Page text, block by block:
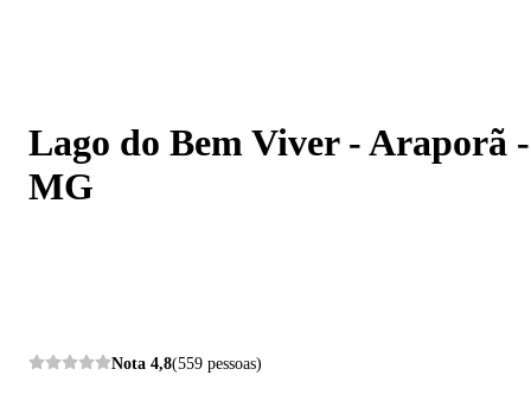
Lago do Bem Viver - Araporã -
MG
Nota 4,8(559 pessoas)